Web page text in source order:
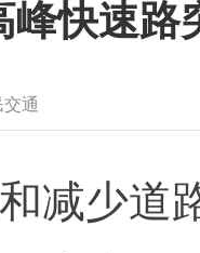
峰快速路
交通
减少道